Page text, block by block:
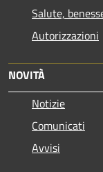
Salute,
Autorizzazioni
NOVITÀ
Notizie
Comunicati
Avvisi